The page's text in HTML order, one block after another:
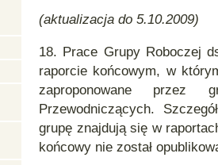
(aktualizacja do 5.10.2009)
18. Prace Grupy Roboczej
raporcie końcowym, w
zaproponowane
Przewodniczących.
grupę znajdują się w
końcowy nie został